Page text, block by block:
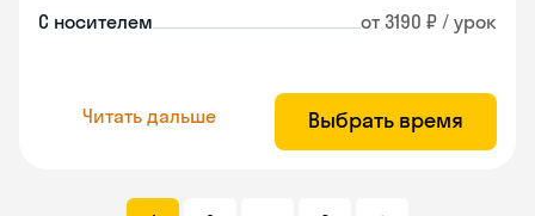
С носителем от 3190 ₽ / урок
Читать дальше Выбрать время